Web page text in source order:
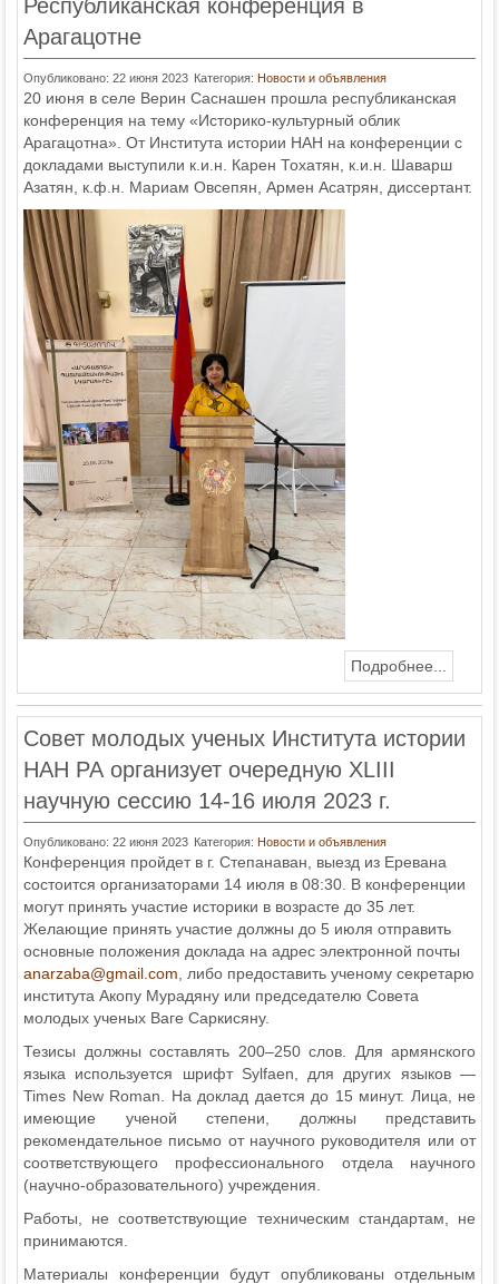
Республиканская конференция в
Арагацотне
Опубликовано: 22 июня 2023 Категория: Новости и объявления
20 июня в селе Верин Саснашен прошла республиканская
конференция на тему «Историко-культурный облик
Арагацотна». От Института истории НАН на конференции с
докладами выступили к.и.н. Карен Тохатян, к.и.н. Шаварш
Азатян, к.ф.н. Мариам Овсепян, Армен Асатрян, диссертант.
Подробнее...
Совет молодых ученых Института истории
НАН РА организует очередную XLIII
научную сессию 14-16 июля 2023 г.
Опубликовано: 22 июня 2023 Категория: Новости и объявления
Конференция пройдет в г. Степанаван, выезд из Еревана
состоится организаторами 14 июля в 08:30. В конференции
могут принять участие историки в возрасте до 35 лет.
Желающие принять участие должны до 5 июля отправить
основные положения доклада на адрес электронной почты
anarzaba@gmail.com , либо предоставить ученому секретарю
института Акопу Мурадяну или председателю Совета
молодых ученых Ваге Саркисяну.
Тезисы должны составлять 200–250 слов. Для армянского
языка используется шрифт Sylfaen, для других языков —
Times New Roman. На доклад дается до 15 минут. Лица, не
имеющие ученой степени, должны представить
рекомендательное письмо от научного руководителя или от
соответствующего профессионального отдела научного
(научно-образовательного) учреждения.
Работы, не соответствующие техническим стандартам, не
принимаются.
Материалы конференции будут опубликованы отдельным